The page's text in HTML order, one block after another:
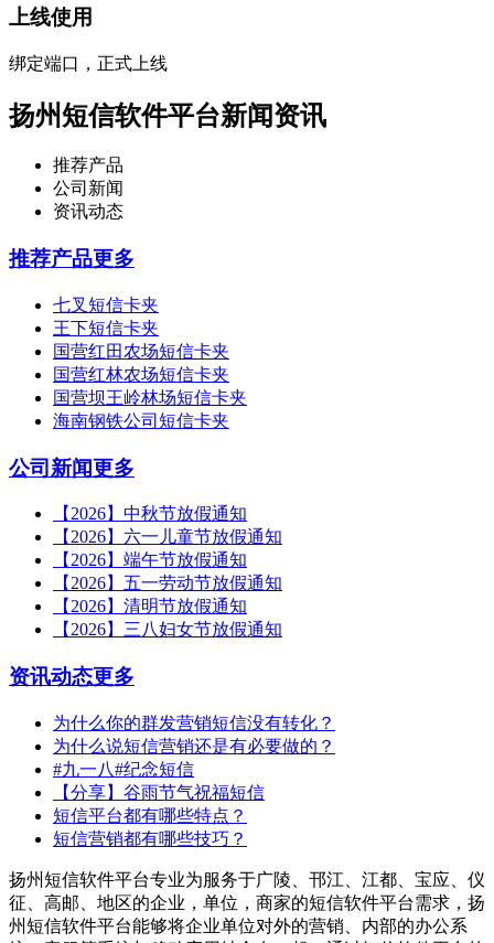
上线使用
绑定端口，正式上线
扬州短信软件平台新闻资讯
推荐产品
公司新闻
资讯动态
推荐产品更多
七叉短信卡夹
王下短信卡夹
国营红田农场短信卡夹
国营红林农场短信卡夹
国营坝王岭林场短信卡夹
海南钢铁公司短信卡夹
公司新闻更多
【2026】中秋节放假通知
【2026】六一儿童节放假通知
【2026】端午节放假通知
【2026】五一劳动节放假通知
【2026】清明节放假通知
【2026】三八妇女节放假通知
资讯动态更多
为什么你的群发营销短信没有转化？
为什么说短信营销还是有必要做的？
#九一八#纪念短信
【分享】谷雨节气祝福短信
短信平台都有哪些特点？
短信营销都有哪些技巧？
扬州短信软件平台专业为服务于广陵、邗江、江都、宝应、仪
征、高邮、地区的企业，单位，商家的短信软件平台需求，扬
州短信软件平台能够将企业单位对外的营销、内部的办公系